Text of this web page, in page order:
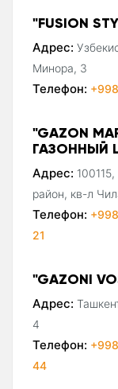
"FUSION
Адрес:
Минора, 3
Телефон:
"GAZON
ГАЗОННЫЙ
Адрес:
район, кв-л
Телефон:
21
"GAZONI
Адрес:
4
Телефон:
44